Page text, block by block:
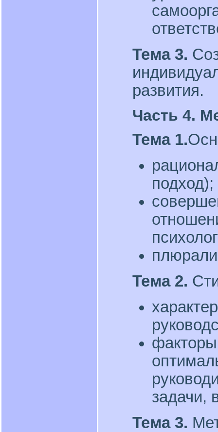
Тема 3.
развития.
Часть 4.
Тема 1.
подход);
Тема 2.
задачи,
Тема 3.